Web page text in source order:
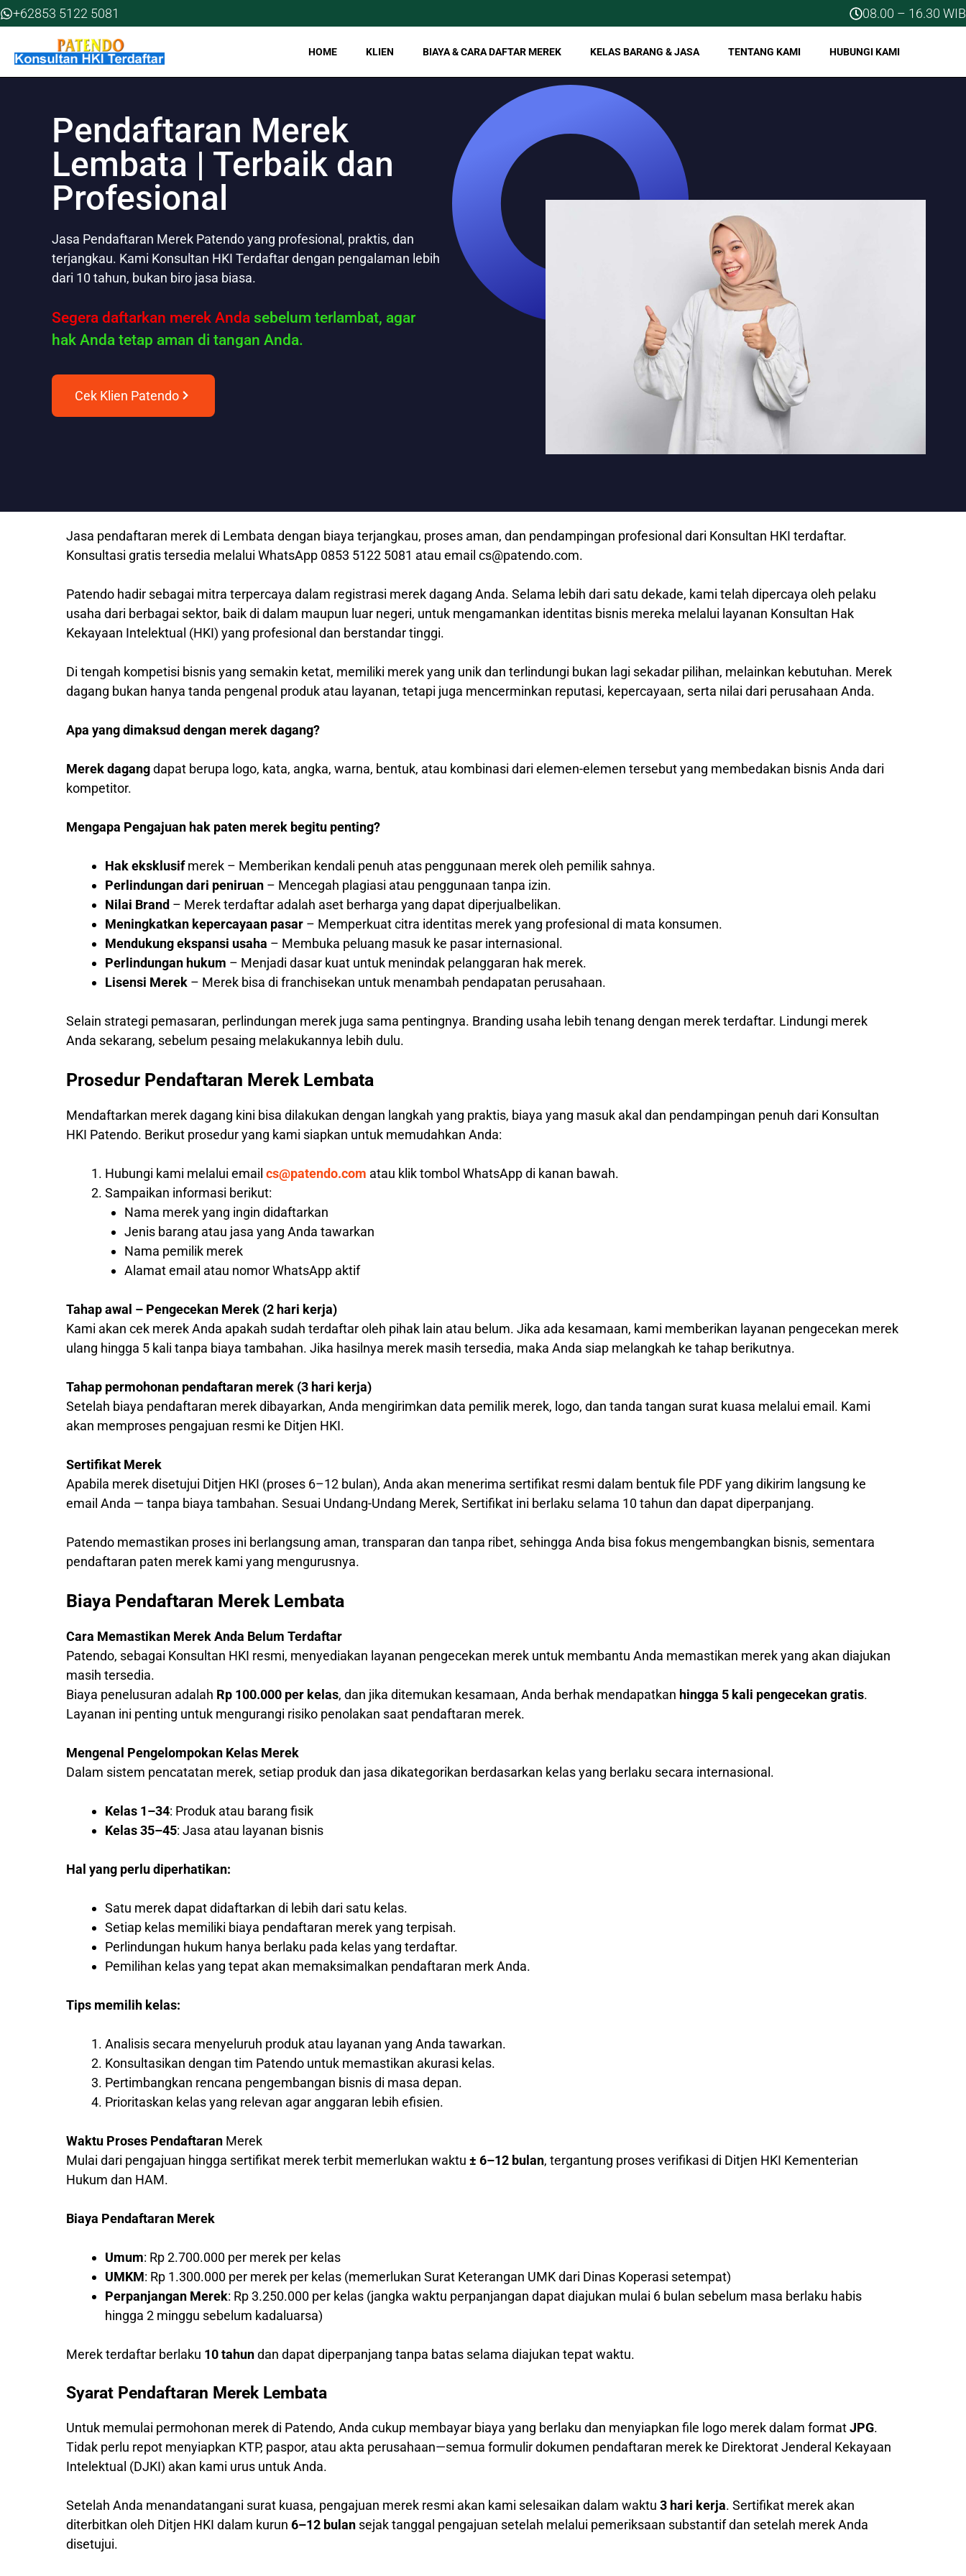
Skip
to
+62853 5122 5081 08.00 – 16.30 WIB
HOME KLIEN BIAYA & CARA DAFTAR MEREK KELAS BARANG & JASA TENTANG KAMI HUBUNGI KAMI
Pendaftaran Merek
Lembata | Terbaik dan
Profesional
Jasa Pendaftaran Merek Patendo yang profesional, praktis, dan
terjangkau. Kami Konsultan HKI Terdaftar dengan pengalaman lebih
dari 10 tahun, bukan biro jasa biasa.
Segera daftarkan merek Anda sebelum terlambat, agar
hak Anda tetap aman di tangan Anda.
Cek Klien Patendo
Jasa pendaftaran merek di Lembata dengan biaya terjangkau, proses aman, dan pendampingan profesional dari Konsultan HKI terdaftar.
Konsultasi gratis tersedia melalui WhatsApp 0853 5122 5081 atau email cs@patendo.com.
Patendo hadir sebagai mitra terpercaya dalam registrasi merek dagang Anda. Selama lebih dari satu dekade, kami telah dipercaya oleh pelaku
usaha dari berbagai sektor, baik di dalam maupun luar negeri, untuk mengamankan identitas bisnis mereka melalui layanan Konsultan Hak
Kekayaan Intelektual (HKI) yang profesional dan berstandar tinggi.
Di tengah kompetisi bisnis yang semakin ketat, memiliki merek yang unik dan terlindungi bukan lagi sekadar pilihan, melainkan kebutuhan. Merek
dagang bukan hanya tanda pengenal produk atau layanan, tetapi juga mencerminkan reputasi, kepercayaan, serta nilai dari perusahaan Anda.
Apa yang dimaksud dengan merek dagang?
Merek dagangdapat berupa logo, kata, angka, warna, bentuk, atau kombinasi dari elemen-elemen tersebut yang membedakan bisnis Anda dari
kompetitor.
Mengapa Pengajuan hak paten merek begitu penting?
Hak eksklusifmerek – Memberikan kendali penuh atas penggunaan merek oleh pemilik sahnya.
Perlindungan dari peniruan – Mencegah plagiasi atau penggunaan tanpa izin.
Nilai Brand – Merek terdaftar adalah aset berharga yang dapat diperjualbelikan.
Meningkatkan kepercayaan pasar – Memperkuat citra identitas merek yang profesional di mata konsumen.
Mendukung ekspansi usaha – Membuka peluang masuk ke pasar internasional.
Perlindungan hukum – Menjadi dasar kuat untuk menindak pelanggaran hak merek.
Lisensi Merek – Merek bisa di franchisekan untuk menambah pendapatan perusahaan.
Selain strategi pemasaran, perlindungan merek juga sama pentingnya. Branding usaha lebih tenang dengan merek terdaftar. Lindungi merek
Anda sekarang, sebelum pesaing melakukannya lebih dulu.
Prosedur Pendaftaran Merek Lembata
Mendaftarkan merek dagang kini bisa dilakukan dengan langkah yang praktis, biaya yang masuk akal dan pendampingan penuh dari Konsultan
HKI Patendo. Berikut prosedur yang kami siapkan untuk memudahkan Anda:
Hubungi kami melalui email cs@patendo.com atau klik tombol WhatsApp di kanan bawah.
Sampaikan informasi berikut:
Nama merek yang ingin didaftarkan
Jenis barang atau jasa yang Anda tawarkan
Nama pemilik merek
Alamat email atau nomor WhatsApp aktif
Tahap awal – Pengecekan Merek (2 hari kerja)
Kami akan cek merek Anda apakah sudah terdaftar oleh pihak lain atau belum. Jika ada kesamaan, kami memberikan layanan pengecekan merek
ulang hingga 5 kali tanpa biaya tambahan. Jika hasilnya merek masih tersedia, maka Anda siap melangkah ke tahap berikutnya.
Tahap permohonan pendaftaran merek (3 hari kerja)
Setelah biaya pendaftaran merek dibayarkan, Anda mengirimkan data pemilik merek, logo, dan tanda tangan surat kuasa melalui email. Kami
akan memproses pengajuan resmi ke Ditjen HKI.
Sertifikat Merek
Apabila merek disetujui Ditjen HKI (proses 6–12 bulan), Anda akan menerima sertifikat resmi dalam bentuk file PDF yang dikirim langsung ke
email Anda — tanpa biaya tambahan. Sesuai Undang-Undang Merek, Sertifikat ini berlaku selama 10 tahun dan dapat diperpanjang.
Patendo memastikan proses ini berlangsung aman, transparan dan tanpa ribet, sehingga Anda bisa fokus mengembangkan bisnis, sementara
pendaftaran paten merek kami yang mengurusnya.
Biaya Pendaftaran Merek Lembata
Cara Memastikan Merek Anda Belum Terdaftar
Patendo, sebagai Konsultan HKI resmi, menyediakan layanan pengecekan merek untuk membantu Anda memastikan merek yang akan diajukan
masih tersedia.
Biaya penelusuran adalah Rp 100.000 per kelas, dan jika ditemukan kesamaan, Anda berhak mendapatkan hingga 5 kali pengecekan gratis.
Layanan ini penting untuk mengurangi risiko penolakan saat pendaftaran merek.
Mengenal Pengelompokan Kelas Merek
Dalam sistem pencatatan merek, setiap produk dan jasa dikategorikan berdasarkan kelas yang berlaku secara internasional.
Kelas 1–34: Produk atau barang fisik
Kelas 35–45: Jasa atau layanan bisnis
Hal yang perlu diperhatikan:
Satu merek dapat didaftarkan di lebih dari satu kelas.
Setiap kelas memiliki biaya pendaftaran merek yang terpisah.
Perlindungan hukum hanya berlaku pada kelas yang terdaftar.
Pemilihan kelas yang tepat akan memaksimalkan pendaftaran merk Anda.
Tips memilih kelas:
Analisis secara menyeluruh produk atau layanan yang Anda tawarkan.
Konsultasikan dengan tim Patendo untuk memastikan akurasi kelas.
Pertimbangkan rencana pengembangan bisnis di masa depan.
Prioritaskan kelas yang relevan agar anggaran lebih efisien.
Waktu Proses Pendaftaran Merek
Mulai dari pengajuan hingga sertifikat merek terbit memerlukan waktu ± 6–12 bulan, tergantung proses verifikasi di Ditjen HKI Kementerian
Hukum dan HAM.
Biaya Pendaftaran Merek
Umum: Rp 2.700.000 per merek per kelas
UMKM: Rp 1.300.000 per merek per kelas (memerlukan Surat Keterangan UMK dari Dinas Koperasi setempat)
Perpanjangan Merek: Rp 3.250.000 per kelas (jangka waktu perpanjangan dapat diajukan mulai 6 bulan sebelum masa berlaku habis
hingga 2 minggu sebelum kadaluarsa)
Merek terdaftar berlaku 10 tahundan dapat diperpanjang tanpa batas selama diajukan tepat waktu.
Syarat Pendaftaran Merek Lembata
Untuk memulai permohonan merek di Patendo, Anda cukup membayar biaya yang berlaku dan menyiapkan file logo merek dalam formatJPG.
Tidak perlu repot menyiapkan KTP, paspor, atau akta perusahaan—semua formulir dokumen pendaftaran merek ke Direktorat Jenderal Kekayaan
Intelektual (DJKI) akan kami urus untuk Anda.
Setelah Anda menandatangani surat kuasa, pengajuan merek resmi akan kami selesaikan dalam waktu 3 hari kerja. Sertifikat merek akan
diterbitkan oleh Ditjen HKI dalam kurun 6–12 bulan sejak tanggal pengajuan setelah melalui pemeriksaan substantif dan setelah merek Anda
disetujui.